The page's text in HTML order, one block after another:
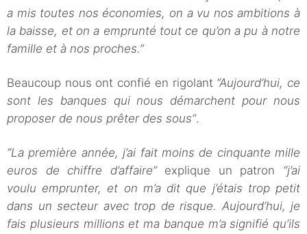
a mis toutes nos économies, on a vu nos ambitions à
la baisse, et on a emprunté tout ce qu’on a pu à notre
famille et à nos proches.”
Beaucoup nous ont confié en rigolant “Aujourd’hui, ce
sont les banques qui nous démarchent pour nous
proposer de nous prêter des sous”.
“La première année, j’ai fait moins de cinquante mille
euros de chiffre d’affaire”explique un patron “j’ai
voulu emprunter, et on m’a dit que j’étais trop petit
dans un secteur avec trop de risque. Aujourd’hui, je
fais plusieurs millions et ma banque m’a signifié qu’ils